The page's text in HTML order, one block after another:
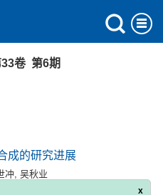
x
卷 第6期
成的研究进展
冲 吴秋业